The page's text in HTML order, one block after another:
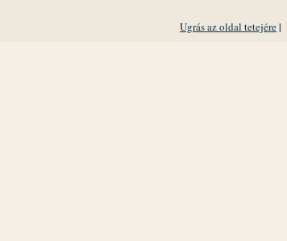
Ugrás az oldal tetejére|